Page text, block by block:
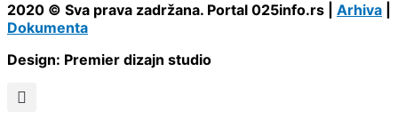
2020 © Sva prava zadržana. Portal 025info.rs | Arhiva
Dokumenta
Design: Premier dizajn studio